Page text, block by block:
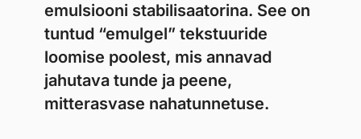
emulsiooni stabilisaatorina. See on
tuntud “emulgel” tekstuuride
loomise poolest, mis annavad
jahutava tunde ja peene,
mitterasvase nahatunnetuse.